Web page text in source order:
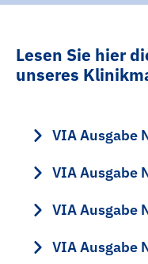
Lesen Sie hier
unseres
VIA Ausgabe
VIA Ausgabe
VIA Ausgabe
VIA Ausgabe